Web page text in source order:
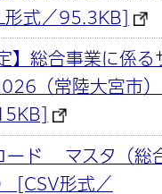
形式／95.3KB]
】総合事業に係る
（常陸大宮市
ード マスタ（総
[CSV形式／